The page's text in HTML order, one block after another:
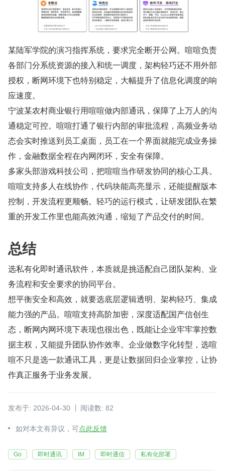
某陆军学院的演习指挥系统，要求完全断开公网。喧喧负责
各部门分系统资源的接入和统一调度，架构轻巧还不用外部
授权，断网环境下也特别稳定，大幅提升了信息化调度的响
应速度。
宁波某农村商业银行用喧喧做内部通讯，保障了上万人的沟
通稳定可控。喧喧打通了银行内部的审批流程，高频业务动
态会实时推送到员工桌面，员工在一个界面就能完成业务操
作，金融数据全程在内网闭环，安全有保障。
多家头部游戏科技公司，把喧喧当作研发协同的核心工具。
喧喧支持多人在线协作，代码块能高亮显示，还能提醒版本
控制，开发流程更顺畅。轻巧的运行模式，让研发团队在繁
重的开发工作里也能高效沟通，缩短了产品交付的时间。
总结
选私有化即时通讯软件，本质就是挑适配自己团队架构、业
务流程和安全要求的协同平台。
想平衡安全和高效，就要选底层逻辑透明、架构轻巧、集成
能力强的产品。喧喧支持高阶加密，深度适配国产信创生
态，断网内网环境下表现也很出色，既能让企业牢牢掌控数
据主权，又能提升团队协作效率。企业做数字化转型，选喧
喧不只是选一款通讯工具，更是让数据回归企业掌控，让协
作真正服务于业务发展。
发布于: 2026-04-30 阅读数: 82
如对本文有异议，可点此反馈
Go 即时通讯 IM 即时通信 私有化部署